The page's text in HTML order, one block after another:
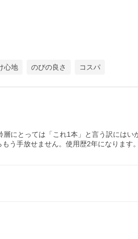
心地 のびの良さ コスパ
にとっては「これ1本」と言う訳には
う手放せません。使用歴2年になります。